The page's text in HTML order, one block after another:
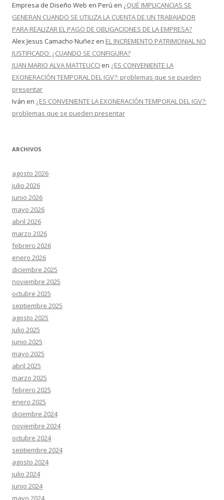
Empresa de Diseño Web en Perú en ¿QUÉ IMPLICANCIAS SE
GENERAN CUANDO SE UTILIZA LA CUENTA DE UN TRABAJADOR
PARA REALIZAR EL PAGO DE OBLIGACIONES DE LA EMPRESA?
Alex Jesus Camacho Nuñez en EL INCREMENTO PATRIMONIAL NO
JUSTIFICADO: ¿CUANDO SE CONFIGURA?
JUAN MARIO ALVA MATTEUCCI en ¿ES CONVENIENTE LA
EXONERACIÓN TEMPORAL DEL IGV?: problemas que se pueden
presentar
Iván en ¿ES CONVENIENTE LA EXONERACIÓN TEMPORAL DEL IGV?:
problemas que se pueden presentar
ARCHIVOS
agosto 2026
julio 2026
junio 2026
mayo 2026
abril 2026
marzo 2026
febrero 2026
enero 2026
diciembre 2025
noviembre 2025
octubre 2025
septiembre 2025
agosto 2025
julio 2025
junio 2025
mayo 2025
abril 2025
marzo 2025
febrero 2025
enero 2025
diciembre 2024
noviembre 2024
octubre 2024
septiembre 2024
agosto 2024
julio 2024
junio 2024
mayo 2024